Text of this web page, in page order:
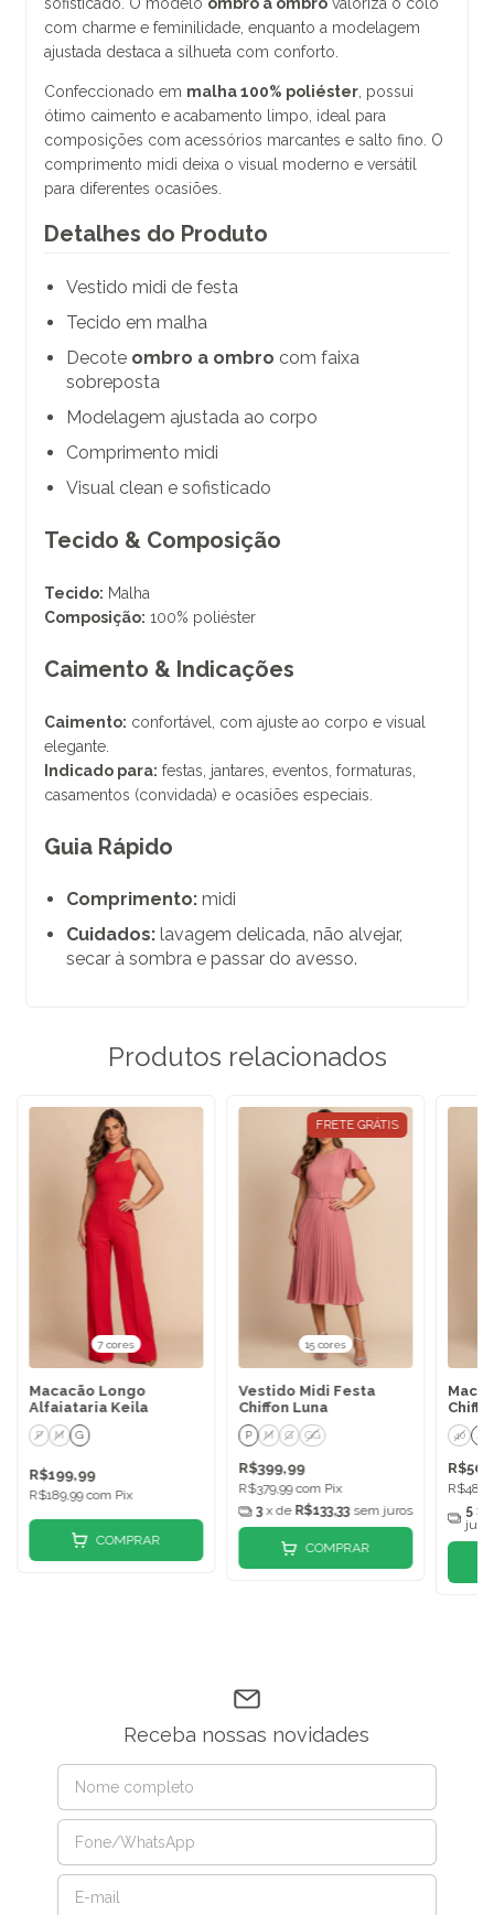
com charme e feminilidade, enquanto a modelagem
ajustada destaca a silhueta com conforto.
Confeccionado em malha 100% poliéster , possui
ótimo caimento e acabamento limpo, ideal para
composições com acessórios marcantes e salto fino. O
comprimento midi deixa o visual moderno e versátil
para diferentes ocasiões.
Detalhes do Produto
Vestido midi de festa
Tecido em malha
Decote ombro a ombro com faixa
sobreposta
Modelagem ajustada ao corpo
Comprimento midi
Visual clean e sofisticado
Tecido & Composição
Tecido: Malha
Composição: 100% poliéster
Caimento & Indicações
Caimento: confortável, com ajuste ao corpo e visual
elegante.
Indicado para: festas, jantares, eventos, formaturas,
casamentos (convidada) e ocasiões especiais.
Guia Rápido
Comprimento: midi
Cuidados: lavagem delicada, não alvejar,
secar à sombra e passar do avesso.
Produtos relacionados
7 cores
Macacão Longo
Alfaiataria Keila
P M G
R$199,99
R$189,99com Pix
COMPRAR
FRETE GRÁTIS
15 cores
Vestido Midi Festa
Chiffon Luna
P M G GG
R$399,99
R$379,99com Pix
3 x de R$133,33 sem juros
COMPRAR
40 42
5 x
Receba nossas novidades